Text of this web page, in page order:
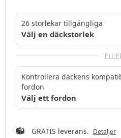
26 storlekar tillgängliga
Välj en däckstorlek
Kontrollera däckens
fordon
Välj ett fordon
GRATIS leverans. Detaljer